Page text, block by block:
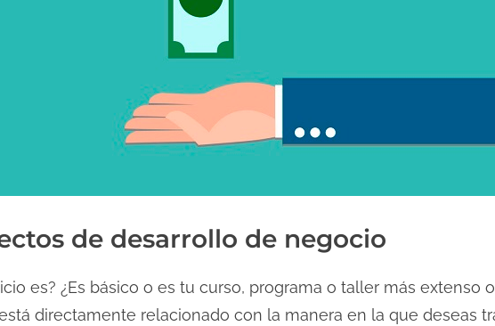
de desarrollo de negocio
es? ¿Es básico o es tu curso, programa o taller más extenso
directamente relacionado con la manera en la que deseas